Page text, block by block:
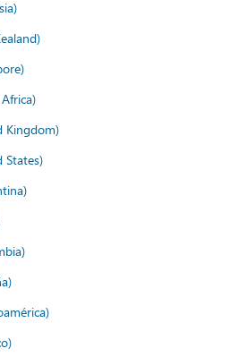
Kingdom)
States)